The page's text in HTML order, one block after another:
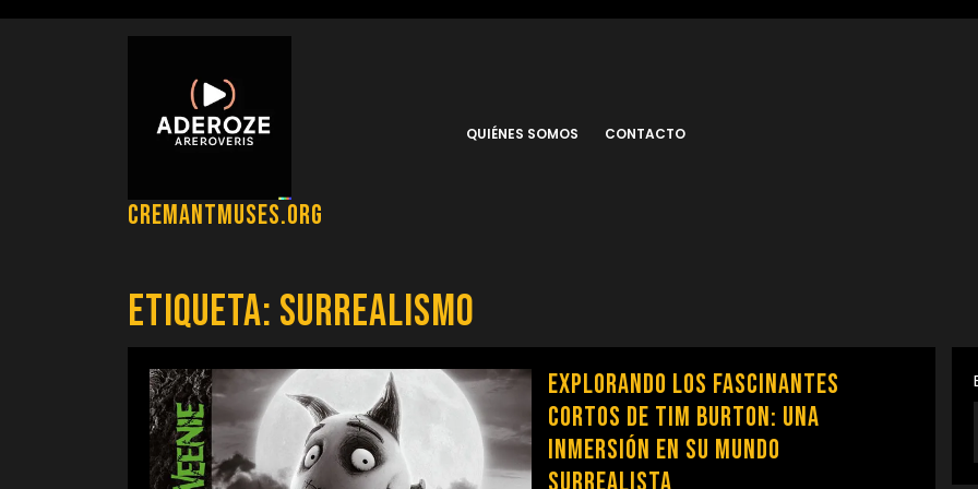
cremantmuses.org
QUIÉNES SOMOS CONTACTO
Etiqueta: surrealismo
Explorando los Fascinantes
Cortos de Tim Burton: Una
Inmersión en su Mundo